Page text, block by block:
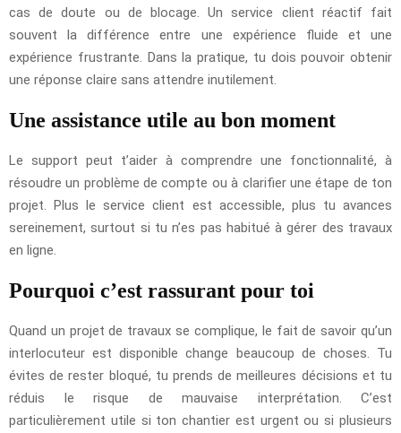
cas de doute ou de blocage. Un service client réactif fait
souvent la différence entre une expérience fluide et une
expérience frustrante. Dans la pratique, tu dois pouvoir obtenir
une réponse claire sans attendre inutilement.
Une assistance utile au bon moment
Le support peut t’aider à comprendre une fonctionnalité, à
résoudre un problème de compte ou à clarifier une étape de ton
projet. Plus le service client est accessible, plus tu avances
sereinement, surtout si tu n’es pas habitué à gérer des travaux
en ligne.
Pourquoi c’est rassurant pour toi
Quand un projet de travaux se complique, le fait de savoir qu’un
interlocuteur est disponible change beaucoup de choses. Tu
évites de rester bloqué, tu prends de meilleures décisions et tu
réduis le risque de mauvaise interprétation. C’est
particulièrement utile si ton chantier est urgent ou si plusieurs